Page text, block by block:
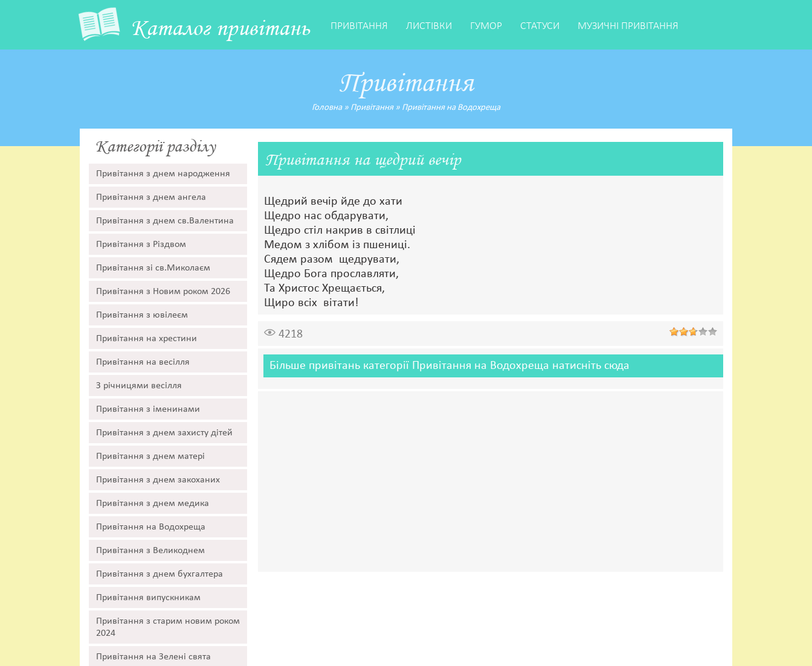
Каталог привітань ПРИВІТАННЯ ЛИСТІВКИ ГУМОР СТАТУСИ МУЗИЧНІ ПРИВІТАННЯ
Привітання
Головна» Привітання» Привітання на Водохреща
Категорії разділу
Привітання з днем народження
Привітання з днем ангела
Привітання з днем св.Валентина
Привітання з Різдвом
Привітання зі св.Миколаєм
Привітання з Новим роком 2026
Привітання з ювілеєм
Привітання на хрестини
Привітання на весілля
З річницями весілля
Привітання з іменинами
Привітання з днем захисту дітей
Привітання з днем матері
Привітання з днем закоханих
Привітання з днем медика
Привітання на Водохреща
Привітання з Великоднем
Привітання з днем бухгалтера
Привітання випускникам
Привітання з старим новим роком
2024
Привітання на Зелені свята
Привітання на щедрий вечір
Щедрий вечір йде до хати
Щедро нас обдарувати,
Щедро стіл накрив в світлиці
Медом з хлібом із пшениці.
Сядем разом щедрувати,
Щедро Бога прославляти,
Та Христос Хрещається,
Щиро всіх вітати!
4218
Більше привітань категорії Привітання на Водохреща натисніть сюда